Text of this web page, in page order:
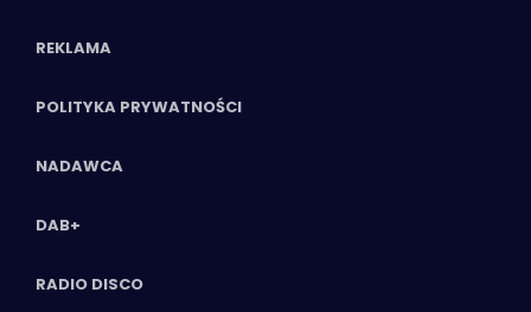
REKLAMA
POLITYKA PRYWATNOŚCI
NADAWCA
DAB+
RADIO DISCO